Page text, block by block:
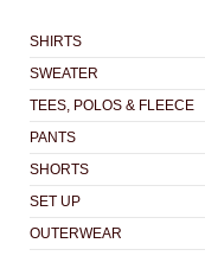
SHIRTS
SWEATER
TEES, POLOS & FLEECE
PANTS
SHORTS
SET UP
OUTERWEAR